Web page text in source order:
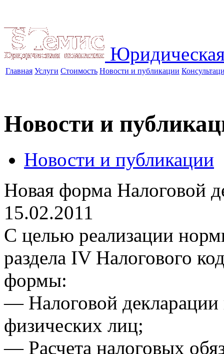
Главная Услуги Стоимость Новости и публикации
Новости и
Новости и публикации
Новая форма Налоговой
15.02.2011
С целью реализации
раздела IV Налогового
формы:
— Налоговой декларации
физических лиц;
— Расчета налоговых